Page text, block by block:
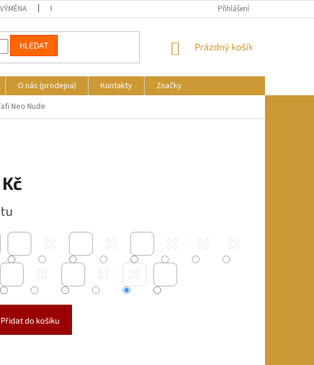
REKLAMACE KDE NÁS NAJDETE
Přihlášení
HLEDAT
NÁKUPNÍ
Prázdný košík
O nás (prodejna) Kontakty
Značky
Neo Nude
Přidat do košíku